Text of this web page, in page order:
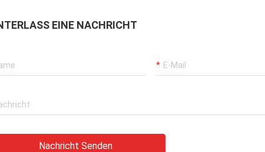
EINE NACHRICHT
Nachricht Senden